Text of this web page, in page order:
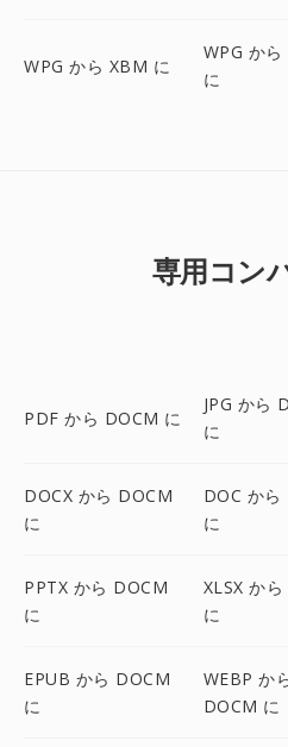
WPG から XBM に
WPG から
に
専用コン
PDF から DOCM に
JPG から
に
DOCX から DOCM
に
DOC から
に
PPTX から DOCM
に
XLSX か
に
EPUB から DOCM
に
WEBP か
DOCM に